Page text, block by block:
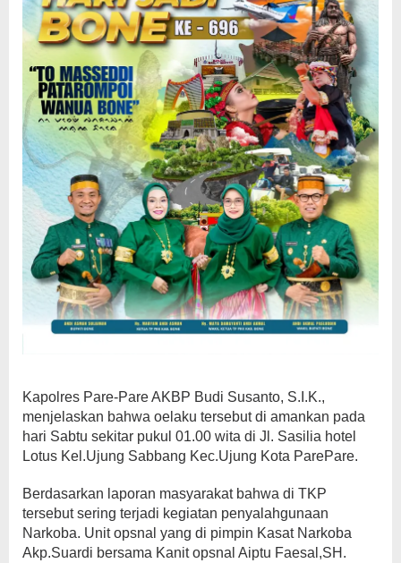
Kapolres Pare-Pare AKBP Budi Susanto, S.I.K.,
menjelaskan bahwa oelaku tersebut di amankan pada
hari Sabtu sekitar pukul 01.00 wita di Jl. Sasilia hotel
Lotus Kel.Ujung Sabbang Kec.Ujung Kota ParePare.
Berdasarkan laporan masyarakat bahwa di TKP
tersebut sering terjadi kegiatan penyalahgunaan
Narkoba. Unit opsnal yang di pimpin Kasat Narkoba
Akp.Suardi bersama Kanit opsnal Aiptu Faesal,SH.